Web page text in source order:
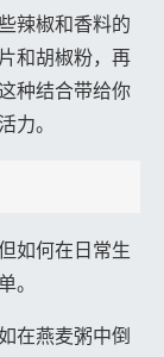
辣椒和香料的
和胡椒粉，再
种结合带给你
力。
如何在日常生
。
在燕麦粥中倒